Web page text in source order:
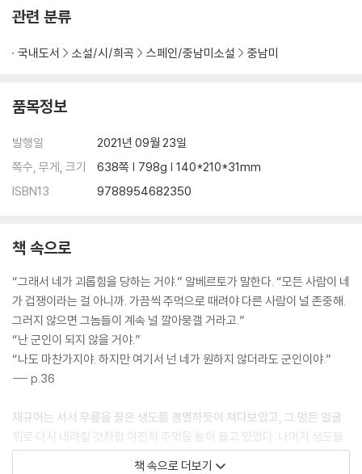
관련 분류
국내도서 소설/시/희곡 스페인/중남미소설 중남미
품목정보
발행일
2021년 09월 23일
쪽수, 무게, 크기
638쪽 | 798g | 140*210*31mm
ISBN13
9788954682350
책 속으로
“그래서 네가 괴롭힘을 당하는 거야.” 알베르토가 말한다. “모든 사람이 네
가 겁쟁이라는 걸 아니까. 가끔씩 주먹으로 때려야 다른 사람이 널 존중해.
그러지 않으면 그놈들이 계속 널 깔아뭉갤 거라고.”
“난 군인이 되지 않을 거야.”
“나도 마찬가지야. 하지만 여기서 넌 네가 원하지 않더라도 군인이야.”
--- p.36
재규어는 서서 무릎을 꿇은 생도를 경멸하듯이 쳐다보았고, 그 멍든 얼굴
위로 다시 내려칠 것처럼 여전히 주먹을 높이 들고 있었다. 나머지 생도들
은 입을 다물고 있었다. “널 보면 토할 것 같아.” 재규어가 말했다. “배알도
책 속으로 더보기